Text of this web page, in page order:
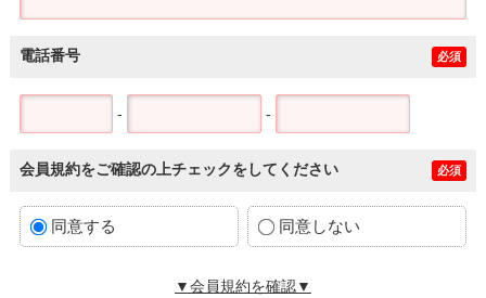
電話番号 必須
- -
会員規約をご確認の上チェックをしてください 必須
同意する 同意しない
▼会員規約を確認▼